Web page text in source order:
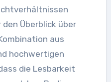
Überblick über
aus
hochwertigen
die Lesbarkeit